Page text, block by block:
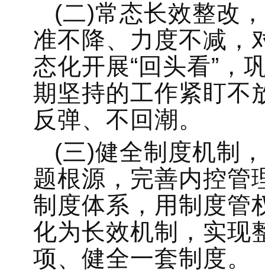
(二)常态长效整改
准不降、力度不减，
态化开展“回头看”，
期坚持的工作紧盯不
反弹、不回潮。
(三)健全制度机制
题根源，完善内控管
制度体系，用制度管
化为长效机制，实现
项、健全一套制度。